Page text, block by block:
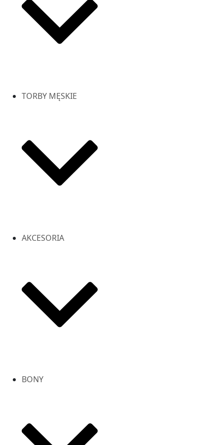
TORBY MĘSKIE
AKCESORIA
BONY